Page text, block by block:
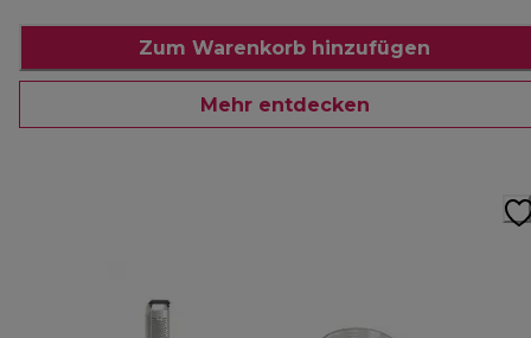
Zum Warenkorb hinzufügen
Mehr entdecken